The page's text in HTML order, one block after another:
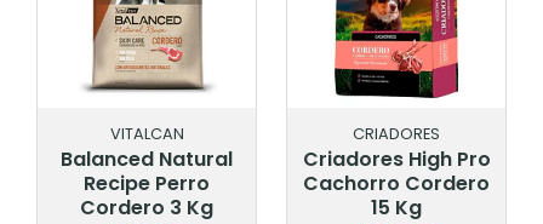
VITALCAN
Balanced Natural
Recipe Perro
Cordero 3 Kg
CRIADORES
Criadores High Pro
Cachorro Cordero
15 Kg